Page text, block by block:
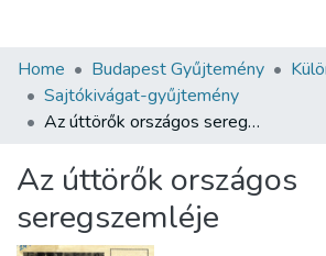
Communities & Collections
All of DSpace
Home Budapest Gyűjtemény
Sajtókivágat-gyűjtemény
Az úttörők országos seregszemléje
Az úttörők országos
seregszemléje